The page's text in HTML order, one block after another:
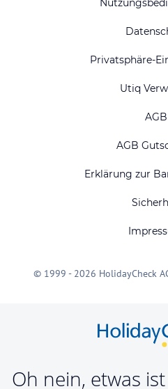
Privatsphäre-
Utiq
AGB
AGB
Erklärung zur
© 1999 - 2026 HolidayCheck
Oh nein, etwas